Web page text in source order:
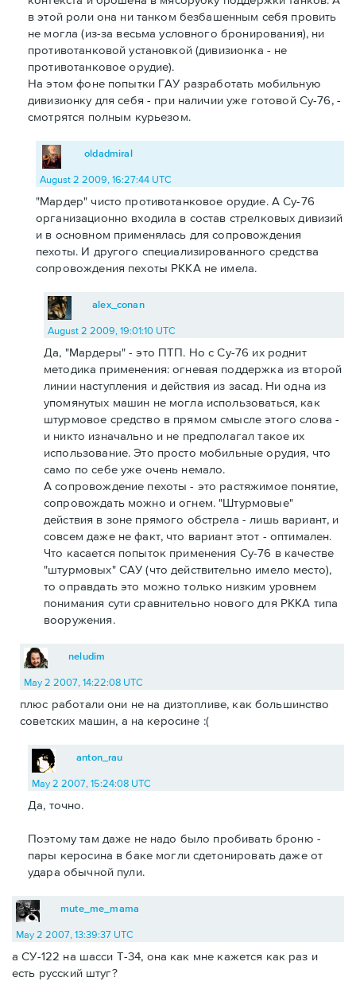
в этой роли она ни танком безбашенным себя провить
не могла (из-за весьма условного бронирования), ни
противотанковой установкой (дивизионка - не
противотанковое орудие).
На этом фоне попытки ГАУ разработать мобильную
дивизионку для себя - при наличии уже готовой Су-76, -
смотрятся полным курьезом.
oldadmiral
August 2 2009, 16:27:44 UTC
"Мардер" чисто противотанковое орудие. А Су-76
организационно входила в состав стрелковых дивизий
и в основном применялась для сопровождения
пехоты. И другого специализированного средства
сопровождения пехоты РККА не имела.
alex_conan
August 2 2009, 19:01:10 UTC
Да, "Мардеры" - это ПТП. Но с Су-76 их роднит
методика применения: огневая поддержка из второй
линии наступления и действия из засад. Ни одна из
упомянутых машин не могла использоваться, как
штурмовое средство в прямом смысле этого слова -
и никто изначально и не предполагал такое их
использование. Это просто мобильные орудия, что
само по себе уже очень немало.
А сопровождение пехоты - это растяжимое понятие,
сопровождать можно и огнем. "Штурмовые"
действия в зоне прямого обстрела - лишь вариант, и
совсем даже не факт, что вариант этот - оптимален.
Что касается попыток применения Су-76 в качестве
"штурмовых" САУ (что действительно имело место),
то оправдать это можно только низким уровнем
понимания сути сравнительно нового для РККА типа
вооружения.
neludim
May 2 2007, 14:22:08 UTC
плюс работали они не на дизтопливе, как большинство
советских машин, а на керосине :(
anton_rau
May 2 2007, 15:24:08 UTC
Да, точно.
Поэтому там даже не надо было пробивать броню -
пары керосина в баке могли сдетонировать даже от
удара обычной пули.
mute_me_mama
May 2 2007, 13:39:37 UTC
а СУ-122 на шасси Т-34, она как мне кажется как раз и
есть русский штуг?